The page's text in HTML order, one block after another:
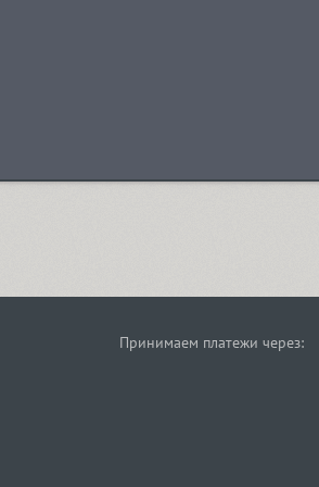
Принимаем платежи через: